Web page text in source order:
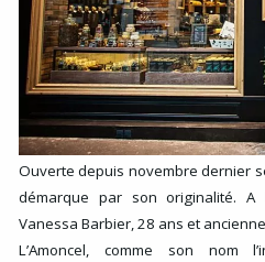
Ouverte depuis novembre dernier
démarque par son originalité. A
Vanessa Barbier, 28 ans et
L’Amoncel, comme son nom